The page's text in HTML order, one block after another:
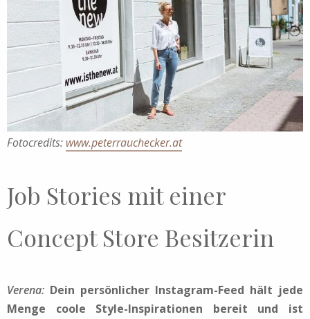
Fotocredits: www.peterrauchecker.at
Job Stories mit einer
Concept Store Besitzerin
Verena: Dein persönlicher Instagram-Feed hält jede
Menge coole Style-Inspirationen bereit und ist